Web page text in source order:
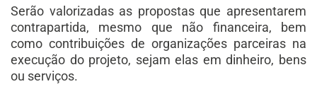
Serão valorizadas as propostas que apresentarem
contrapartida, mesmo que não financeira, bem
como contribuições de organizações parceiras na
execução do projeto, sejam elas em dinheiro, bens
ou serviços.